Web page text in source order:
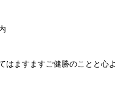
ますますご健勝のことと心よ